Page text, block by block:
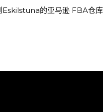
Eskilstuna的亚马逊 FBA仓库